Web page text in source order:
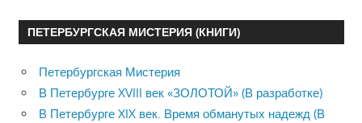
ПЕТЕРБУРГСКАЯ МИСТЕРИЯ (КНИГИ)
Петербургская Мистерия
В Петербурге XVIII век «ЗОЛОТОЙ» (В разработке)
В Петербурге XIX век. Время обманутых надежд (В